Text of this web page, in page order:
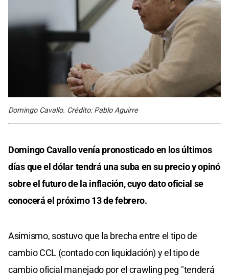
Domingo Cavallo. Crédito: Pablo Aguirre
Domingo Cavallo venía pronosticado en los últimos
días que el dólar tendrá una suba en su precio y opinó
sobre el futuro de la inflación, cuyo dato oficial se
conocerá el próximo 13 de febrero.
Asimismo, sostuvo que la brecha entre el tipo de
cambio CCL (contado con liquidación) y el tipo de
cambio oficial manejado por el crawling peg "tenderá